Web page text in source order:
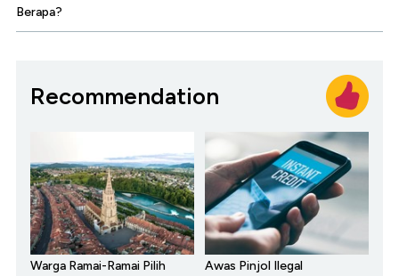
Berapa?
Recommendation
Warga Ramai-Ramai Pilih
Awas Pinjol Ilegal